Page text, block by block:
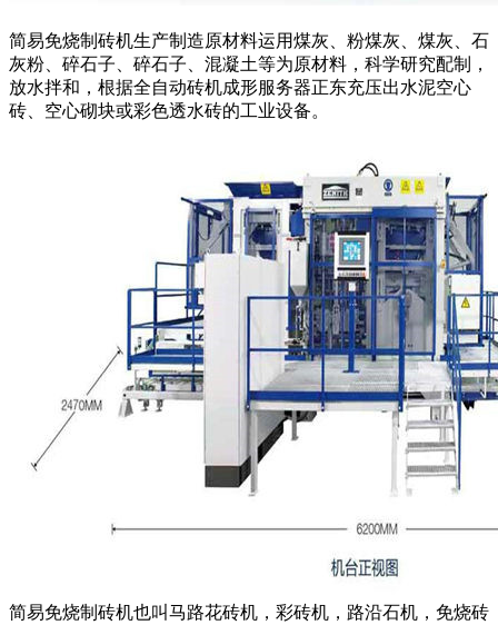
简易免烧制砖机生产制造原材料运用煤灰、粉煤灰、煤灰、石
灰粉、碎石子、碎石子、混凝土等为原材料，科学研究配制，
放水拌和，根据全自动砖机成形服务器正东充压出水泥空心
砖、空心砌块或彩色透水砖的工业设备。
简易免烧制砖机也叫马路花砖机，彩砖机，路沿石机，免烧砖